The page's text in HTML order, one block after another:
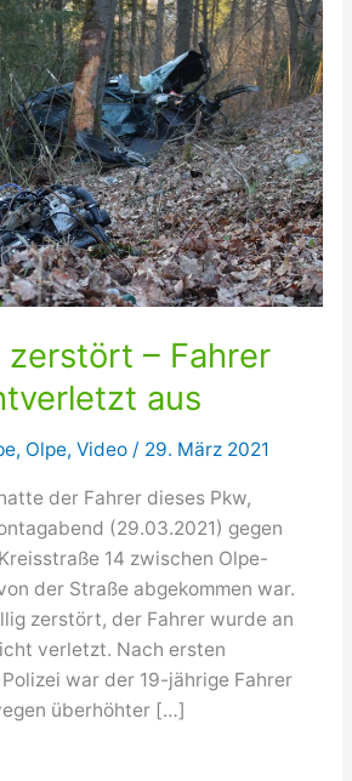
– Fahrer
aus
, Olpe, Video/ 29. März 2021
der Fahrer dieses Pkw,
(29.03.2021) gegen
14 zwischen Olpe-
der Straße abgekommen war.
zerstört, der Fahrer wurde an
verletzt. Nach ersten
war der 19-jährige Fahrer
überhöhter […]